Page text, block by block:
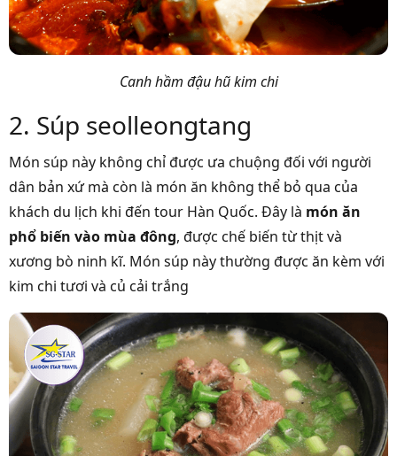
Canh hầm đậu hũ kim chi
2. Súp seolleongtang
Món súp này không chỉ được ưa chuộng đối với người
dân bản xứ mà còn là món ăn không thể bỏ qua của
khách du lịch khi đến tour Hàn Quốc. Đây là món ăn
phổ biến vào mùa đông, được chế biến từ thịt và
xương bò ninh kĩ. Món súp này thường được ăn kèm với
kim chi tươi và củ cải trắng